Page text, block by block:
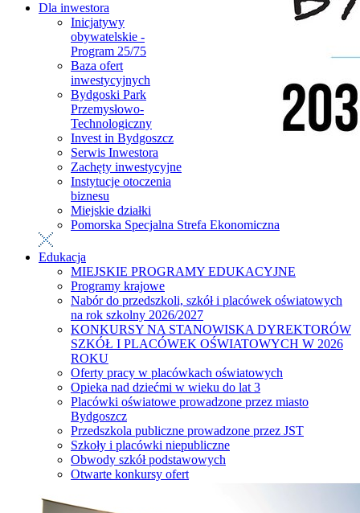
Dla inwestora
Inicjatywy
obywatelskie -
Program 25/75
Baza ofert
inwestycyjnych
Bydgoski Park
Przemysłowo-
Technologiczny
Invest in Bydgoszcz
Serwis Inwestora
Zachęty inwestycyjne
Instytucje otoczenia
biznesu
Miejskie działki
Pomorska Specjalna Strefa Ekonomiczna
Edukacja
MIEJSKIE PROGRAMY EDUKACYJNE
Programy krajowe
Nabór do przedszkoli, szkół i placówek oświatowych
na rok szkolny 2026/2027
KONKURSY NA STANOWISKA DYREKTORÓW
SZKÓŁ I PLACÓWEK OŚWIATOWYCH W 2026
ROKU
Oferty pracy w placówkach oświatowych
Opieka nad dziećmi w wieku do lat 3
Placówki oświatowe prowadzone przez miasto
Bydgoszcz
Przedszkola publiczne prowadzone przez JST
Szkoły i placówki niepubliczne
Obwody szkół podstawowych
Otwarte konkursy ofert